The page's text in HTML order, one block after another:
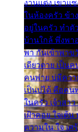
งานแต่ง เขาแ
ในห้องครัว ข้า
อยู่ในครัว ทำตั
บ้านใกล้ พึ่งพา
พา กันเข้าพาข
เดียวดาย เป็น
คนพ่าย บ่มีควา
เป็นบ่ได้ คือคน
ในครัว เจ้าสาว
เฝ้าคอย ใจเต้
ความใน ใจ เ